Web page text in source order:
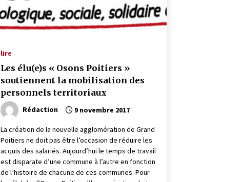
lire
Les élu(e)s « Osons Poitiers »
soutiennent la mobilisation des
personnels territoriaux
Rédaction 9 novembre 2017
La création de la nouvelle agglomération de Grand
Poitiers ne doit pas être l’occasion de réduire les
acquis des salariés. Aujourd’hui le temps de travail
est disparate d’une commune à l’autre en fonction
de l’histoire de chacune de ces communes. Pour